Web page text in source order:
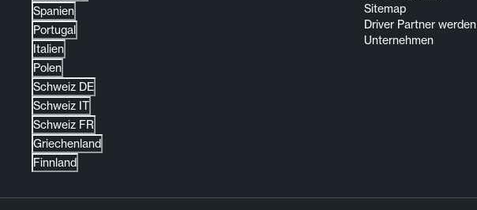
Spanien
Portugal
Italien
Polen
Schweiz DE
Schweiz IT
Schweiz FR
Griechenland
Finnland
Sitemap
Driver Partner werden
Unternehmen